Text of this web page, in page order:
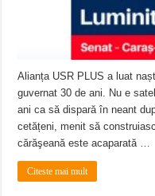
Alianța USR PLUS a luat
guvernat 30 de ani. Nu e
ani ca să dispară în neant
cetățeni, menit să
cărăşeană este acaparată …
Citeste mai mult